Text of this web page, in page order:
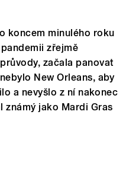
koncem minulého roku
zřejmě
začala panovat
New Orleans, aby
a nevyšlo z ní nakonec
známý jako Mardi Gras